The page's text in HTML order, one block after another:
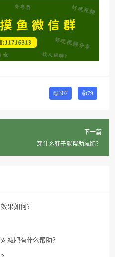
📖307 👍79
下一篇
穿什么鞋子能帮助减肥？
果如何？
减肥有什么帮助？